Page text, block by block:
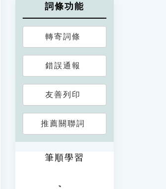
詞條功能
轉寄詞條
錯誤通報
友善列印
推薦關聯詞
筆順學習